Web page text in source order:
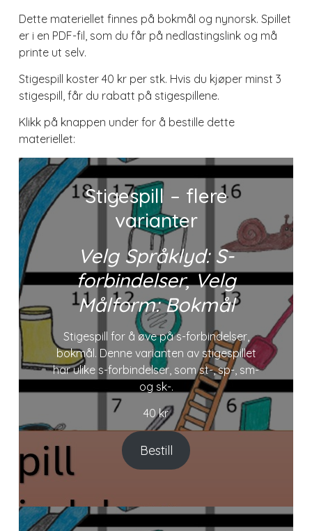
Dette materiellet finnes på bokmål og nynorsk. Spillet
er i en PDF-fil, som du får på nedlastingslink og må
printe ut selv.
Stigespill koster 40 kr per stk. Hvis du kjøper minst 3
stigespill, får du rabatt på stigespillene.
Klikk på knappen under for å bestille dette
materiellet:
Stigespill – flere
varianter
Velg Språklyd: S-
forbindelser, Velg
Målform: Bokmål
Stigespill for å øve på s-forbindelser,
bokmål. Denne varianten av stigespillet
har ulike s-forbindelser, som st-, sp-, sm-
og sk-.
40kr
Bestill